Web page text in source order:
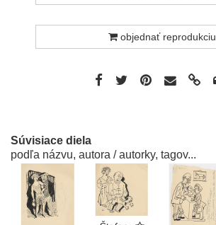
objednať reprodukciu
Súvisiace diela
podľa názvu, autora / autorky, tagov...